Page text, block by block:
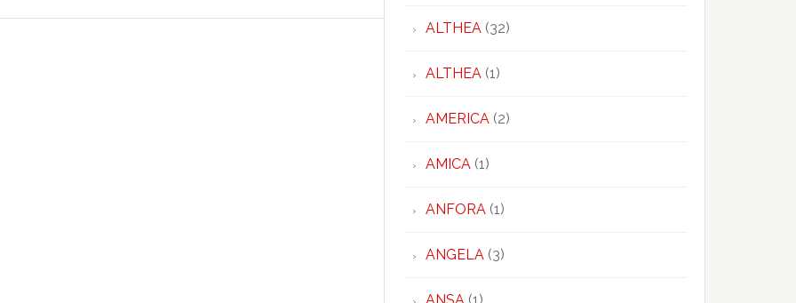
ALTHEA (32)
ALTHEA (1)
AMERICA (2)
AMICA (1)
ANFORA (1)
ANGELA (3)